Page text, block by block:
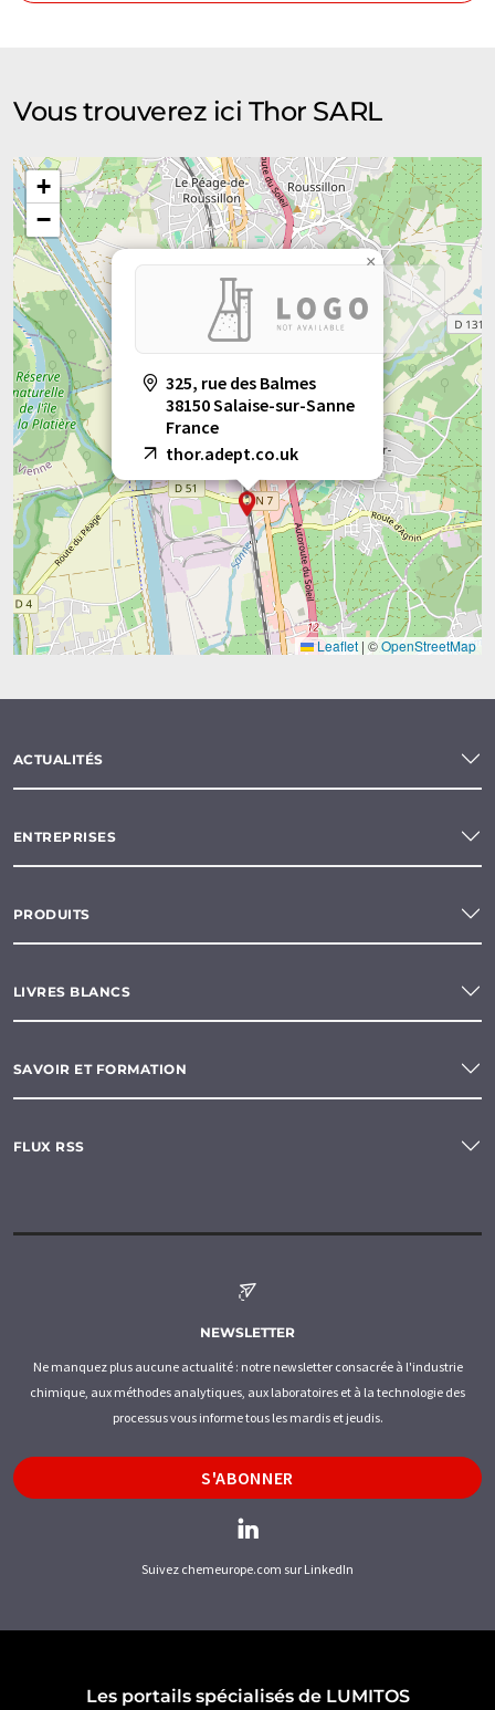
Vous trouverez ici Thor SARL
325, rue des Balmes
38150 Salaise-sur-Sanne
France
thor.adept.co.uk
×
+
−
Leaflet | ©OpenStreetMap
ACTUALITÉS
ENTREPRISES
PRODUITS
LIVRES BLANCS
SAVOIR ET FORMATION
FLUX RSS
NEWSLETTER
Ne manquez plus aucune actualité : notre newsletter consacrée à l'industrie
chimique, aux méthodes analytiques, aux laboratoires et à la technologie des
processus vous informe tous les mardis et jeudis.
S'ABONNER
Suivez chemeurope.com sur LinkedIn
Les portails spécialisés de LUMITOS